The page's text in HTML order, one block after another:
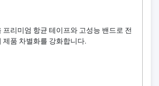
프리미엄 항균 테이프와 고성능 밴드로 전
제품 차별화를 강화합니다.